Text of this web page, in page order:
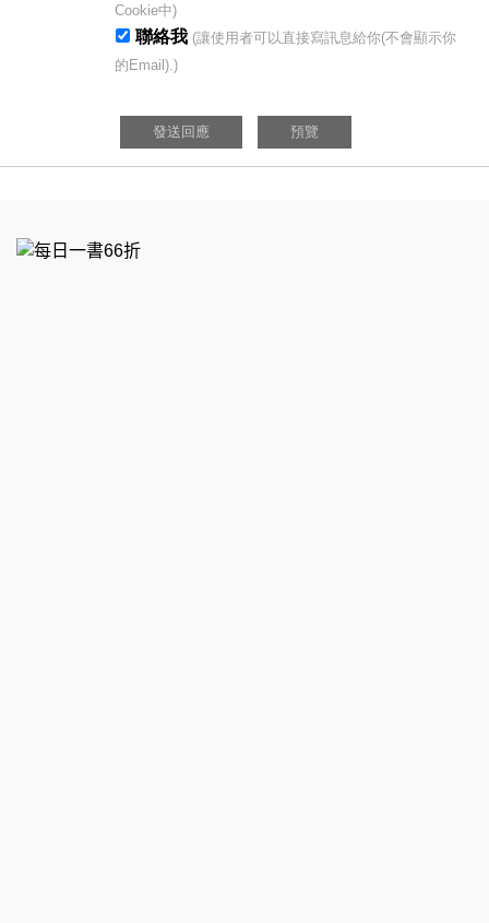
Cookie中)
聯絡我 (讓使用者可以直接寫訊息給你(不會顯示你
的Email).)